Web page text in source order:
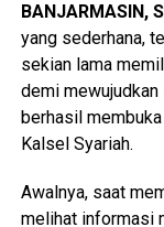
Penyaluran
UPZ Bank Kalsel
salah satu bentuk
sedekah yang
kepada
mendukung
“Melalui bantuan
BANJARMASIN,
yang sederhana,
sekian lama
demi mewujudkan
berhasil
Kalsel Syariah.
Awalnya, saat
melihat informasi